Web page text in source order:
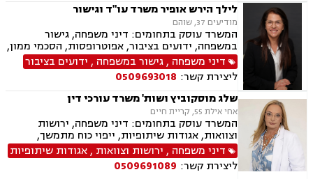
לילך הירש אופיר משרד עו"ד וגישור
מודיעים 37, שוהם
המשרד עוסק בתחומים: דיני משפחה, גישור
במשפחה, ידועים בציבור, אפוטרופסות, הסכמי ממון,
מזונות, משמורת, גירושין, נישואים אזרחיים, חלוקת
רכוש, מעמד אישי, תיאום הורי, זמני שהות, ניכור
הורי, ירושות וצוואות, ייפוי כוח מתמשך, לשון הרע,
דיני עבודה
דיני משפחה ,גישור במשפחה , ידועים בציבור
ליצירת קשר: 0509693018
שלג מוסקוביץ ושות' משרד עורכי דין
אחי אילת 55, קריית חיים
המשרד עוסק בתחומים: דיני משפחה, ירושות
וצוואות, אגודות שיתופיות, ייפוי כוח מתמשך,
מושבים וקיבוצים, מקרקעין ונדל"ן, עסקאות מכר
דירה, נחלות ומשקים במושבים, רשות מקרקעי
ישראל
דיני משפחה , ירושות וצוואות ,אגודות שיתופיות
ליצירת קשר: 0509691089